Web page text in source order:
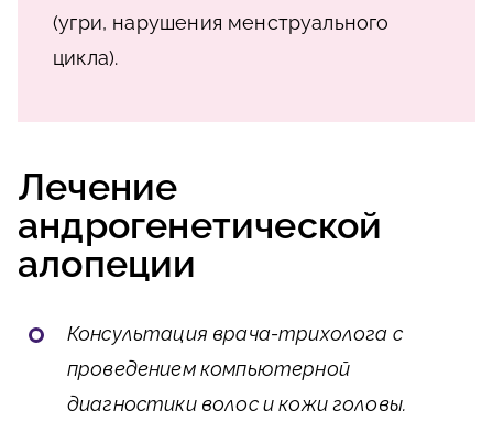
(угри, нарушения менструального
цикла).
Лечение
андрогенетической
алопеции
Консультация врача-трихолога с
проведением компьютерной
диагностики волос и кожи головы.